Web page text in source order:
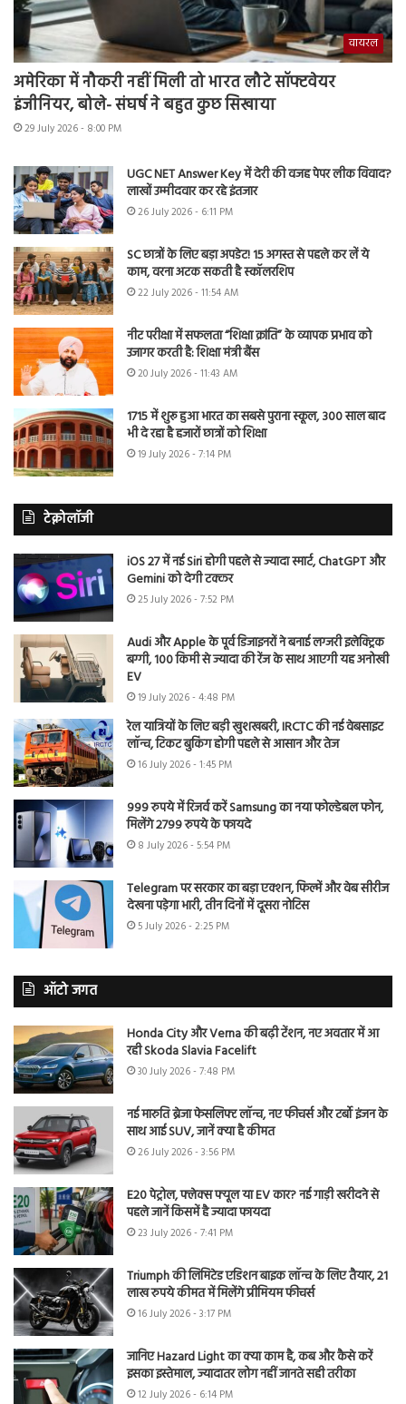
वायरल
अमेरिका में नौकरी नहीं मिली तो भारत लौटे सॉफ्टवेयर
इंजीनियर, बोले- संघर्ष ने बहुत कुछ सिखाया
29 July 2026 - 8:00 PM
UGC NET Answer Key में देरी की वजह पेपर लीक विवाद?
लाखों उम्मीदवार कर रहे इंतजार
26 July 2026 - 6:11 PM
SC छात्रों के लिए बड़ा अपडेट! 15 अगस्त से पहले कर लें ये
काम, वरना अटक सकती है स्कॉलरशिप
22 July 2026 - 11:54 AM
नीट परीक्षा में सफलता “शिक्षा क्रांति” के व्यापक प्रभाव को
उजागर करती है: शिक्षा मंत्री बैंस
20 July 2026 - 11:43 AM
1715 में शुरू हुआ भारत का सबसे पुराना स्कूल, 300 साल बाद
भी दे रहा है हजारों छात्रों को शिक्षा
19 July 2026 - 7:14 PM
टेक्नोलॉजी
iOS 27 में नई Siri होगी पहले से ज्यादा स्मार्ट, ChatGPT और
Gemini को देगी टक्कर
25 July 2026 - 7:52 PM
Audi और Apple के पूर्व डिजाइनरों ने बनाई लग्जरी इलेक्ट्रिक
बग्गी, 100 किमी से ज्यादा की रेंज के साथ आएगी यह अनोखी
EV
19 July 2026 - 4:48 PM
रेल यात्रियों के लिए बड़ी खुशखबरी, IRCTC की नई वेबसाइट
लॉन्च, टिकट बुकिंग होगी पहले से आसान और तेज
16 July 2026 - 1:45 PM
999 रुपये में रिजर्व करें Samsung का नया फोल्डेबल फोन,
मिलेंगे 2799 रुपये के फायदे
8 July 2026 - 5:54 PM
Telegram पर सरकार का बड़ा एक्शन, फिल्में और वेब सीरीज
देखना पड़ेगा भारी, तीन दिनों में दूसरा नोटिस
5 July 2026 - 2:25 PM
ऑटो जगत
Honda City और Verna की बढ़ी टेंशन, नए अवतार में आ
रही Skoda Slavia Facelift
30 July 2026 - 7:48 PM
नई मारुति ब्रेजा फेसलिफ्ट लॉन्च, नए फीचर्स और टर्बो इंजन के
साथ आई SUV, जानें क्या है कीमत
26 July 2026 - 3:56 PM
E20 पेट्रोल, फ्लेक्स फ्यूल या EV कार? नई गाड़ी खरीदने से
पहले जानें किसमें है ज्यादा फायदा
23 July 2026 - 7:41 PM
Triumph की लिमिटेड एडिशन बाइक लॉन्च के लिए तैयार, 21
लाख रुपये कीमत में मिलेंगे प्रीमियम फीचर्स
16 July 2026 - 3:17 PM
जानिए Hazard Light का क्या काम है, कब और कैसे करें
इसका इस्तेमाल, ज्यादातर लोग नहीं जानते सही तरीका
12 July 2026 - 6:14 PM